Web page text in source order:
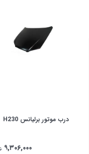
درب موتور برلیانس H230
۹,۳۰۶,۰۰۰